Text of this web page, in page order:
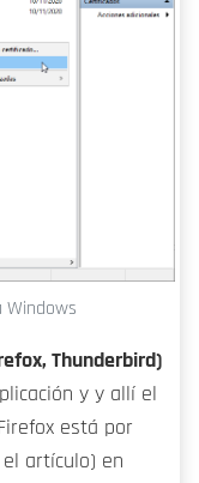
Windows
Thunderbird)
y y allí el
está por
artículo) en